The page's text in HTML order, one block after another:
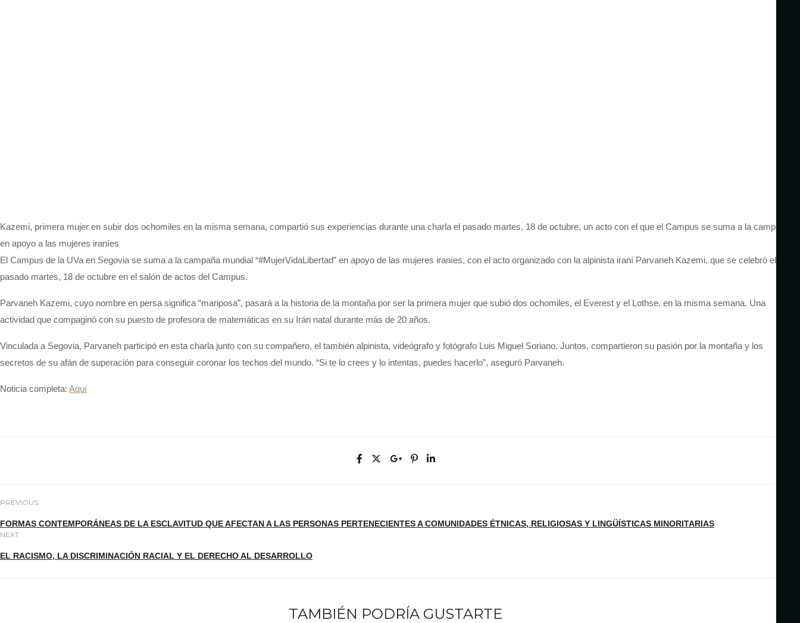
Kazemi, primera mujer en subir dos ochomiles en la misma semana, compartió sus experiencias durante una charla el pasado martes, 18 de octubre, un acto con el que el Campus se suma a la campaña
en apoyo a las mujeres iraníes
El Campus de la UVa en Segovia se suma a la campaña mundial “#MujerVidaLibertad” en apoyo de las mujeres iraníes, con el acto organizado con la alpinista iraní Parvaneh Kazemi, que se celebró el
pasado martes, 18 de octubre en el salón de actos del Campus.
Parvaneh Kazemi, cuyo nombre en persa significa “mariposa”, pasará a la historia de la montaña por ser la primera mujer que subió dos ochomiles, el Everest y el Lothse, en la misma semana. Una
actividad que compaginó con su puesto de profesora de matemáticas en su Irán natal durante más de 20 años.
Vinculada a Segovia, Parvaneh participó en esta charla junto con su compañero, el también alpinista, videógrafo y fotógrafo Luis Miguel Soriano. Juntos, compartieron su pasión por la montaña y los
secretos de su afán de superación para conseguir coronar los techos del mundo. “Si te lo crees y lo intentas, puedes hacerlo”, aseguró Parvaneh.
Noticia completa: Aquí
PREVIOUS
FORMAS CONTEMPORÁNEAS DE LA ESCLAVITUD QUE AFECTAN A LAS PERSONAS PERTENECIENTES A COMUNIDADES ÉTNICAS, RELIGIOSAS Y LINGÜÍSTICAS MINORITARIAS
NEXT
EL RACISMO, LA DISCRIMINACIÓN RACIAL Y EL DERECHO AL DESARROLLO
TAMBIÉN PODRÍA GUSTARTE